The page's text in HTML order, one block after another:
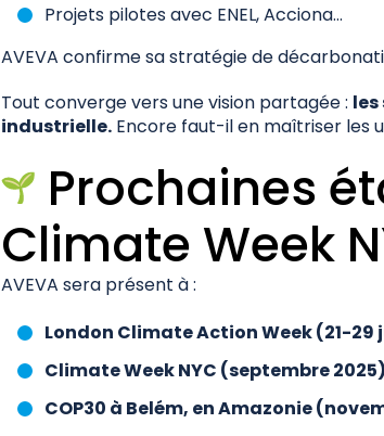
Projets pilotes avec ENEL, Acciona…
AVEVA confirme sa stratégie de
Tout converge vers une vision partagée :
industrielle. Encore faut-il en maîtriser les
Prochaines
Climate Week
AVEVA sera présent à :
London Climate Action Week (21-29
Climate Week NYC (septembre 2025)
COP30 à Belém, en Amazonie